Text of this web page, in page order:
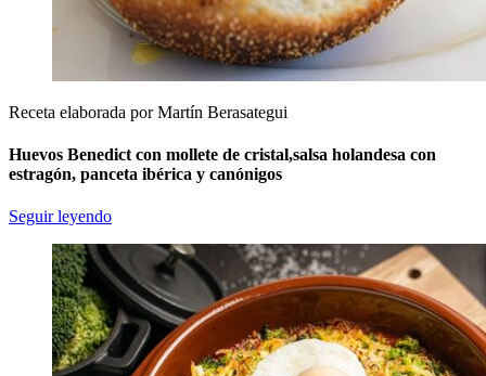
Receta elaborada por Martín Berasategui
Huevos Benedict con mollete de cristal,salsa holandesa con
estragón, panceta ibérica y canónigos
Seguir leyendo